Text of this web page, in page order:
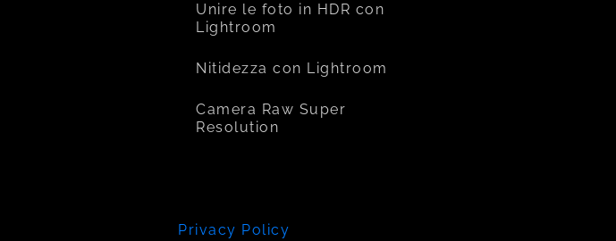
Unire le foto in HDR con
Lightroom
Nitidezza con Lightroom
Camera Raw Super
Resolution
Privacy Policy